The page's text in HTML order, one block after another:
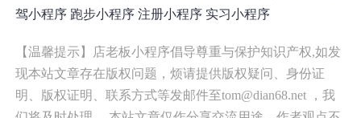
驾小程序 跑步小程序 注册小程序 实习小程序
【温馨提示】店老板小程序倡导尊重与保护知识产权,如发
现本站文章存在版权问题，烦请提供版权疑问、身份证
明、版权证明、联系方式等发邮件至tom@dian68.net ，我